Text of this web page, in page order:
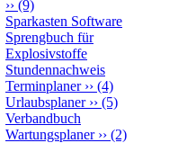
›› (9)
Sparkasten Software
Sprengbuch für
Explosivstoffe
Stundennachweis
Terminplaner›› (4)
Urlaubsplaner›› (5)
Verbandbuch
Wartungsplaner›› (2)